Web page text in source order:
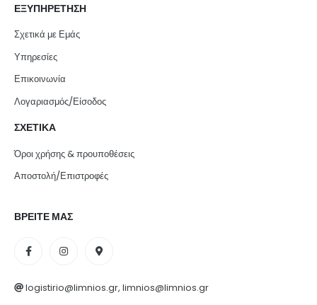
ΕΞΥΠΗΡΕΤΗΣΗ
Σχετικά με Εμάς
Υπηρεσίες
Επικοινωνία
Λογαριασμός/Είσοδος
ΣΧΕΤΙΚΑ
Όροι χρήσης & προυποθέσεις
Αποστολή/Επιστροφές
ΒΡΕΙΤΕ ΜΑΣ
logistirio@limnios.gr, limnios@limnios.gr